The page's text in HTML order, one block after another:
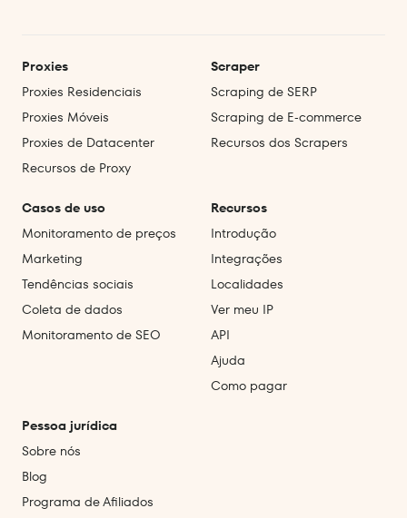
Proxies
Proxies Residenciais
Proxies Móveis
Proxies de Datacenter
Recursos de Proxy
Scraper
Scraping de SERP
Scraping de E‑commerce
Recursos dos Scrapers
Casos de uso
Monitoramento de preços
Marketing
Tendências sociais
Coleta de dados
Monitoramento de SEO
Recursos
Introdução
Integrações
Localidades
Ver meu IP
API
Ajuda
Como pagar
Pessoa jurídica
Sobre nós
Blog
Programa de Afiliados